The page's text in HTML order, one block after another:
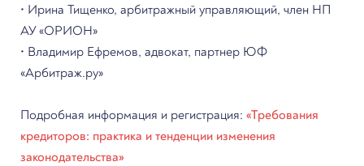
• Ирина Тищенко, арбитражный управляющий, член НП
АУ «ОРИОН»
• Владимир Ефремов, адвокат, партнер ЮФ
«Арбитраж.ру»
Подробная информация и регистрация: «Требования
кредиторов: практика и тенденции изменения
законодательства»